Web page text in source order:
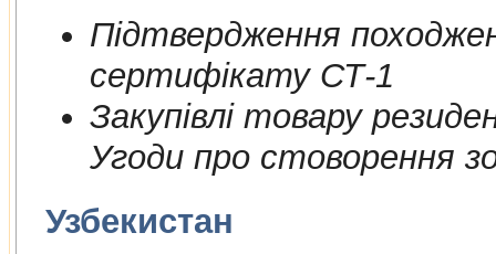
Пiдтвердження
сертифiкату СТ-1
Закупiвлi товару
Угоди про стоворення
Узбекистан